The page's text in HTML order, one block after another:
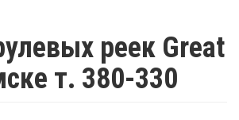
реек Great
т. 380-330